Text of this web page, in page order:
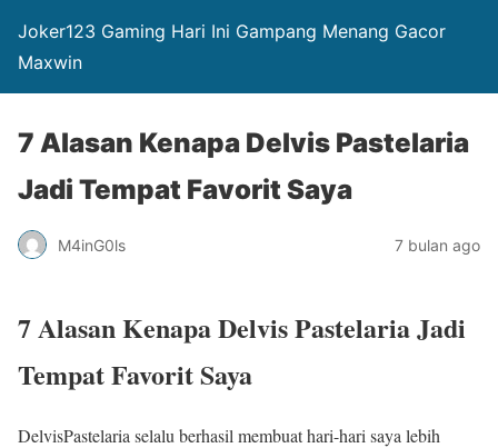
Joker123 Gaming Hari Ini Gampang Menang Gacor
Maxwin
7 Alasan Kenapa Delvis Pastelaria
Jadi Tempat Favorit Saya
M4inG0ls 7 bulan ago
7 Alasan Kenapa Delvis Pastelaria Jadi
Tempat Favorit Saya
DelvisPastelaria selalu berhasil membuat hari-hari saya lebih